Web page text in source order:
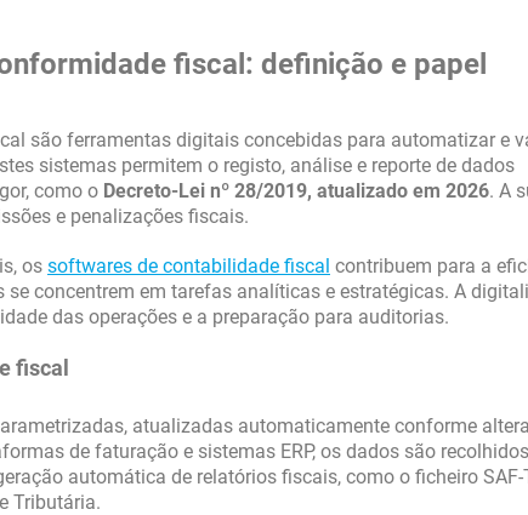
fiscal: definição e papel
são ferramentas digitais concebidas para automatizar e
sistemas permitem o registo, análise e reporte de dados
como o Decreto-Lei nº 28/2019, atualizado em 2026. A
e penalizações fiscais.
os softwares de contabilidade fiscal contribuem para a
concentrem em tarefas analíticas e estratégicas. A
das operações e a preparação para auditorias.
fiscal
atualizadas automaticamente conforme
de faturação e sistemas ERP, os dados são
automática de relatórios fiscais, como o ficheiro SAF-
Tributária.